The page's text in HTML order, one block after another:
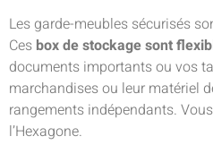
Les garde-meubles sécurisés
Ces box de stockage sont
documents importants ou vos
marchandises ou leur matériel
rangements indépendants.
l’Hexagone.